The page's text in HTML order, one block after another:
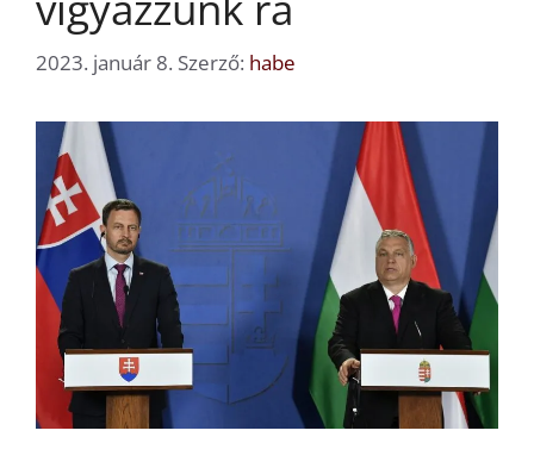
2023. január 8. Szerző: habe